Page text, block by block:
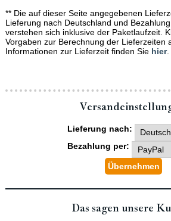
** Die auf dieser Seite angegebenen
Lieferung nach Deutschland und
verstehen sich inklusive der Paketlaufzeit.
Vorgaben zur Berechnung der Lieferzeiten
Informationen zur Lieferzeit finden Sie hier.
Lieferung nach:
Bezahlung per:
Das sagen unsere